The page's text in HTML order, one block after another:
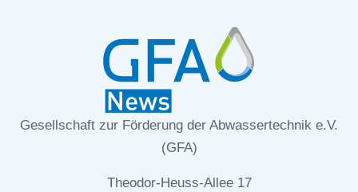
Gesellschaft zur Förderung der Abwassertechnik e.V.
(GFA)
Theodor-Heuss-Allee 17